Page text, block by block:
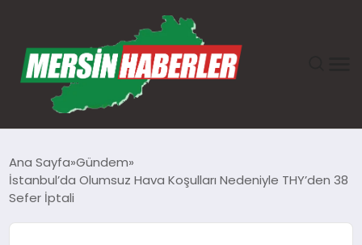
GÜNDEM
Ana Sayfa Gündem
İstanbul’da Olumsuz Hava Koşulları Nedeniyle THY’den 38
Sefer İptali